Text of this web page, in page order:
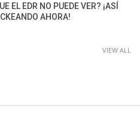
EL EDR NO PUEDE VER? ¡ASÍ
AHORA!
VIEW ALL